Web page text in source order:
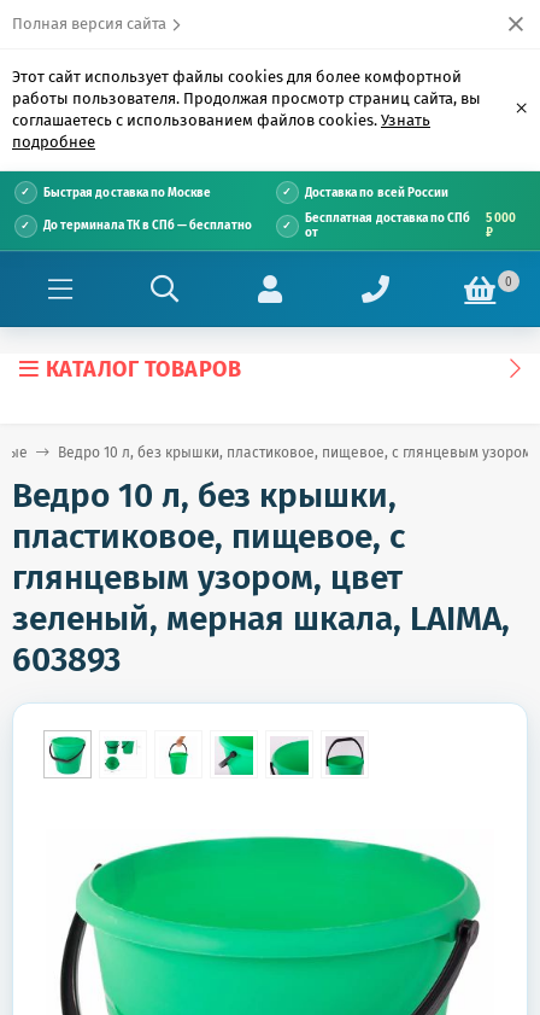
Полная версия сайта
Этот сайт использует файлы cookies для более комфортной
работы пользователя. Продолжая просмотр страниц сайта, вы
соглашаетесь с использованием файлов cookies. Узнать
подробнее
×
Быстрая доставка по Москве Доставка по всей России
До терминала ТК в СПб — бесплатно
Бесплатная доставка по СПб
от
5 000
₽
0
КАТАЛОГ ТОВАРОВ
Ведро 10 л, без крышки, пластиковое, пищевое, с глянцевым
Ведро 10 л, без крышки,
пластиковое, пищевое, с
глянцевым узором, цвет
зеленый, мерная шкала, LAIMA,
603893